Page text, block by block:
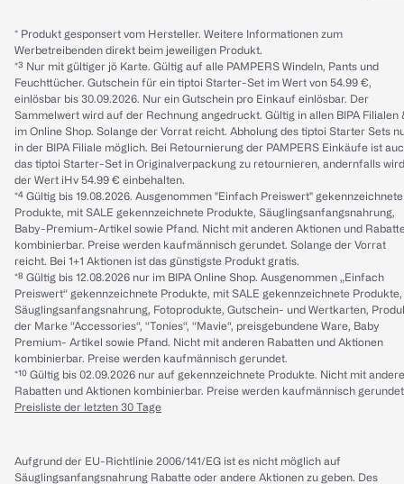
* Produkt gesponsert vom Hersteller. Weitere Informationen zum
Werbetreibenden direkt beim jeweiligen Produkt.
*³ Nur mit gültiger jö Karte. Gültig auf alle PAMPERS Windeln, Pants und
Feuchttücher. Gutschein für ein tiptoi Starter-Set im Wert von 54.99 €,
einlösbar bis 30.09.2026. Nur ein Gutschein pro Einkauf einlösbar. Der
Sammelwert wird auf der Rechnung angedruckt. Gültig in allen BIPA Filialen
im Online Shop. Solange der Vorrat reicht. Abholung des tiptoi Starter Sets
in der BIPA Filiale möglich. Bei Retournierung der PAMPERS Einkäufe ist
das tiptoi Starter-Set in Originalverpackung zu retournieren, andernfalls wird
der Wert iHv 54.99 € einbehalten.
*⁴ Gültig bis 19.08.2026. Ausgenommen "Einfach Preiswert" gekennzeichnete
Produkte, mit SALE gekennzeichnete Produkte, Säuglingsanfangsnahrung,
Baby-Premium-Artikel sowie Pfand. Nicht mit anderen Aktionen und
kombinierbar. Preise werden kaufmännisch gerundet. Solange der Vorrat
reicht. Bei 1+1 Aktionen ist das günstigste Produkt gratis.
*⁸ Gültig bis 12.08.2026 nur im BIPA Online Shop. Ausgenommen „Einfach
Preiswert“ gekennzeichnete Produkte, mit SALE gekennzeichnete Produkte,
Säuglingsanfangsnahrung, Fotoprodukte, Gutschein- und Wertkarten,
der Marke “Accessories“, “Tonies“, “Mavie“, preisgebundene Ware, Baby
Premium- Artikel sowie Pfand. Nicht mit anderen Rabatten und Aktionen
kombinierbar. Preise werden kaufmännisch gerundet.
*¹⁰ Gültig bis 02.09.2026 nur auf gekennzeichnete Produkte. Nicht mit
Rabatten und Aktionen kombinierbar. Preise werden kaufmännisch
Preisliste der letzten 30 Tage
Aufgrund der EU-Richtlinie 2006/141/EG ist es nicht möglich auf
Säuglingsanfangsnahrung Rabatte oder andere Aktionen zu geben. Des